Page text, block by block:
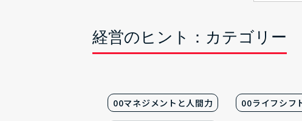
経営のヒント：カテゴリー
00マネジメントと人間力 00ライフシフ